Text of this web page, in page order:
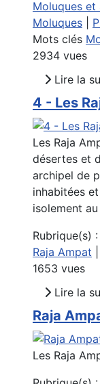
Moluques et
Moluques
Mots clés
2934 vues
Lire la
4 - Les
Les Raja
désertes et
archipel de
inhabitées
isolement au
Rubrique(s) :
Raja Ampat
1653 vues
Lire la
Raja
Les Raja